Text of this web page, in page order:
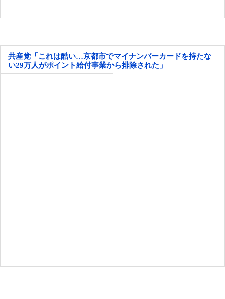
共産党「これは酷い…京都市でマイナンバーカードを持たな
い29万人がポイント給付事業から排除された」